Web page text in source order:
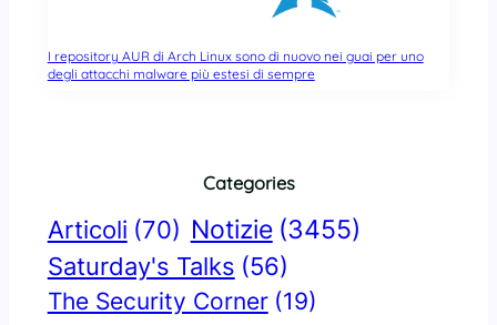
I repository AUR di Arch Linux sono di nuovo nei guai per uno
degli attacchi malware più estesi di sempre
Categories
Articoli (70) Notizie (3455)
Saturday's Talks (56)
The Security Corner (19)